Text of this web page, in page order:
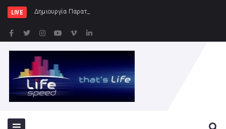
LIVE Δημιουργία Παρατηρητηρίου Έργων στην Περι